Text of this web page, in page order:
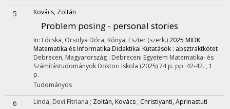
5 Kovács, Zoltán
Problem posing - personal stories
In: Lócska, Orsolya Dóra; Kónya, Eszter (szerk.)2025 MIDK
Matematika és Informatika Didaktikai Kutatások : absztraktkötet
Debrecen, Magyarország : Debreceni Egyetem Matematika- és
Számítástudományok Doktori Iskola (2025)74 p. pp. 42-42. , 1
p.
Tudományos
6 Linda, Devi Fitriana ; Zoltán, Kovács ; Christiyanti, Aprinastuti